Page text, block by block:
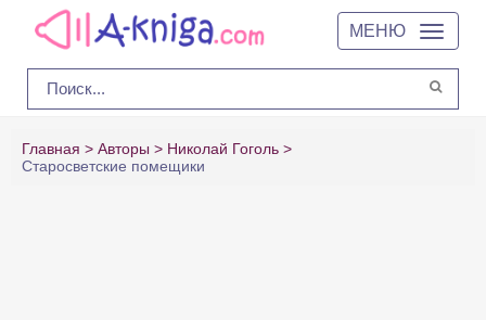
МЕНЮ
Главная Авторы
Николай Гоголь
Старосветские помещики